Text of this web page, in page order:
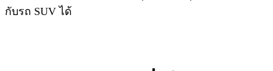
กับรถ​ SUV​​ ได้